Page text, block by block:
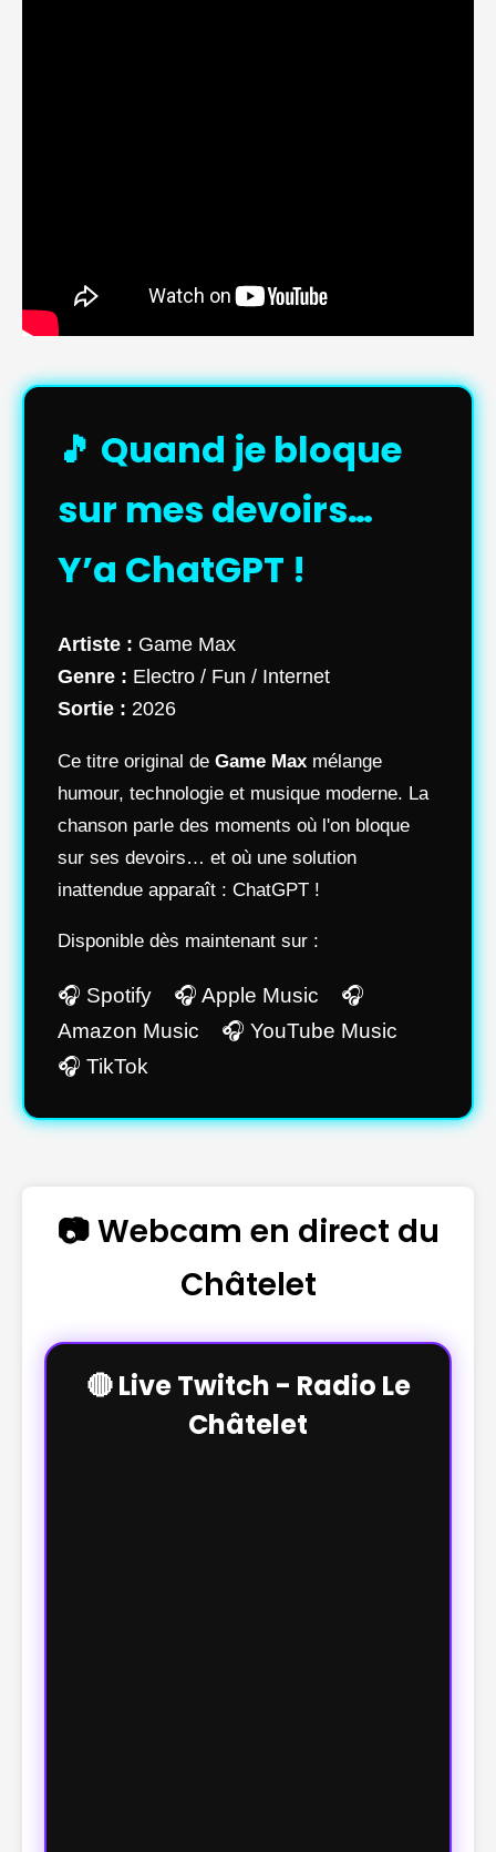
🎵 Quand je bloque
sur mes devoirs…
Y’a ChatGPT !
Artiste : Game Max
Genre : Electro / Fun / Internet
Sortie : 2026
Ce titre original de Game Max mélange
humour, technologie et musique moderne. La
chanson parle des moments où l'on bloque
sur ses devoirs… et où une solution
inattendue apparaît : ChatGPT !
Disponible dès maintenant sur :
🎧 Spotify 🎧 Apple Music 🎧
Amazon Music 🎧 YouTube Music
🎧 TikTok
📷 Webcam en direct du
Châtelet
🔴 Live Twitch - Radio Le
Châtelet